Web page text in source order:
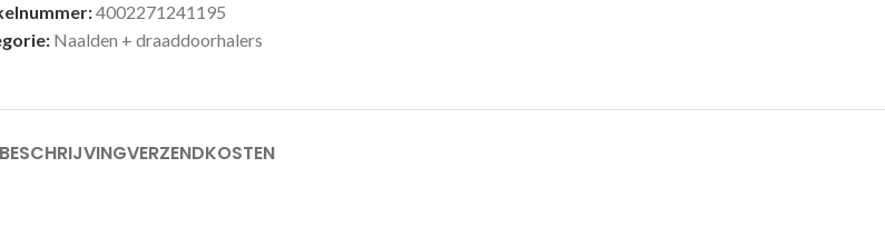
4002271241195
Naalden + draaddoorhalers
BESCHRIJVINGVERZENDKOSTEN